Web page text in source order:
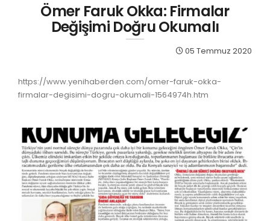
BILGI MERKEZI
Ömer Faruk Okka: Firmalar
Değişimi Doğru Okumalı
05 Temmuz 2020
https://www.yenihaberden.com/omer-faruk-okka-
firmalar-degisimi-dogru-okumali-1564974h.htm